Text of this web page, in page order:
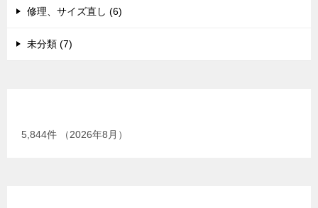
修理、サイズ直し (6)
未分類 (7)
5,844件 （2026年8月）